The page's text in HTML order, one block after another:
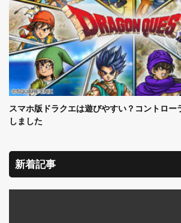
スマホ版ドラクエは遊びやすい？コントロー
しました
新着記事